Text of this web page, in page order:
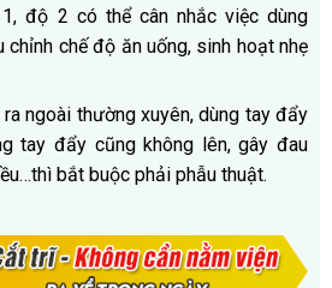
độ 2 có thể cân nhắc việc dùng
chỉnh chế độ ăn uống, sinh hoạt nhẹ
ngoài thường xuyên, dùng tay đẩy
tay đẩy cũng không lên, gây đau
bắt buộc phải phẫu thuật.